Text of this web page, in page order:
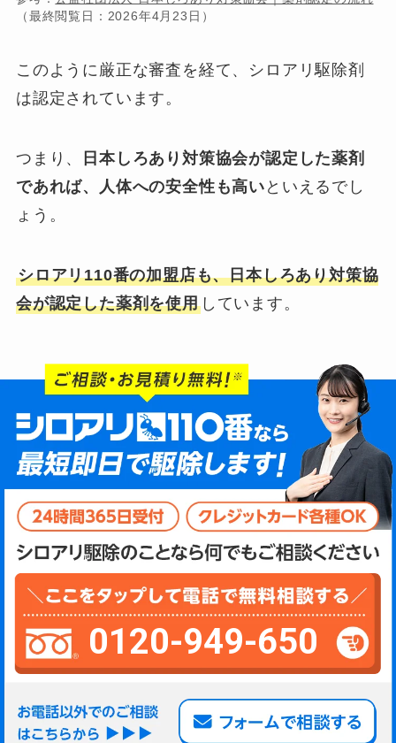
（最終閲覧日：2026年4月23日）
このように厳正な審査を経て、シロアリ駆除剤
は認定されています。
つまり、
日本しろあり対策協会が認定した薬剤
であれば、人体への安全性も高い といえるでし
ょう。
シロアリ110番の加盟店も、日本しろあり対策協
会が認定した薬剤を使用しています。
0120-949-650